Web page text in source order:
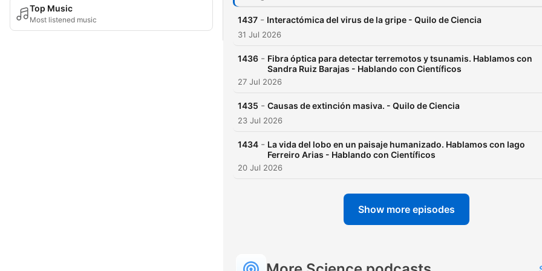
Top Music
Most listened music 1437 - Interactómica del virus de la gripe - Quilo de Ciencia
31 Jul 2026
1436 - Fibra óptica para detectar terremotos y tsunamis. Hablamos con
Sandra Ruiz Barajas - Hablando con Científicos
27 Jul 2026
1435 - Causas de extinción masiva. - Quilo de Ciencia
23 Jul 2026
1434 - La vida del lobo en un paisaje humanizado. Hablamos con Iago
Ferreiro Arias - Hablando con Científicos
20 Jul 2026
Show more episodes